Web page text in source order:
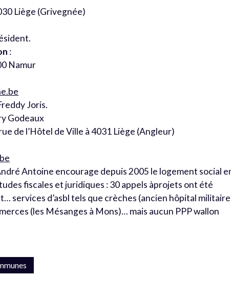
Liège (Grivegnée)
:
Namur
Joris.
Godeaux
de l’Hôtel de Ville à 4031 Liège (Angleur)
Antoine encourage depuis 2005 le logement social
fiscales et juridiques : 30 appels àprojets ont été
services d’asbl tels que crèches (ancien hôpital
(les Mésanges à Mons)… mais aucun PPP wallon